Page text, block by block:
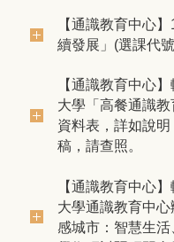
【通識教育中心
續發展」(選課代
【通識教育中心
大學「高餐通識
資料表，詳如說
稿，請查照。
【通識教育中心
大學通識教育中
感城市：智慧生活